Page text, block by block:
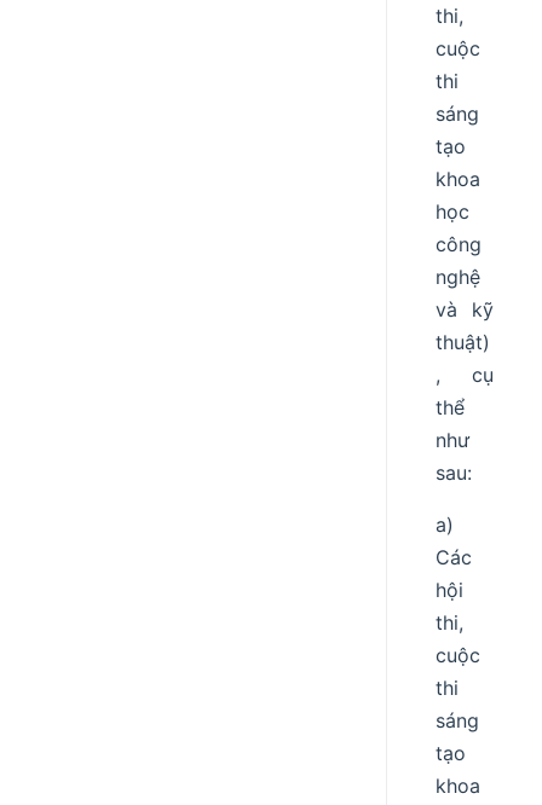
thi,
cuộc
thi
sáng
tạo
khoa
học
công
nghệ
và kỹ
thuật)
, cụ
thể
như
sau:
a)
Các
hội
thi,
cuộc
thi
sáng
tạo
khoa